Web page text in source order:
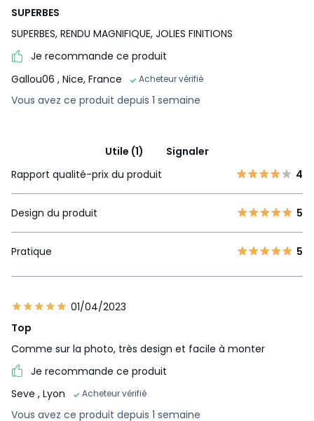
SUPERBES
SUPERBES, RENDU MAGNIFIQUE, JOLIES FINITIONS
Je recommande ce produit
Gallou06 , Nice, France Acheteur vérifié
Vous avez ce produit depuis 1 semaine
Utile (1)
Signaler
Rapport qualité-prix du produit
4
Design du produit 5
Pratique 5
01/04/2023
Top
Comme sur la photo, très design et facile à monter
Je recommande ce produit
Seve , Lyon Acheteur vérifié
Vous avez ce produit depuis 1 semaine